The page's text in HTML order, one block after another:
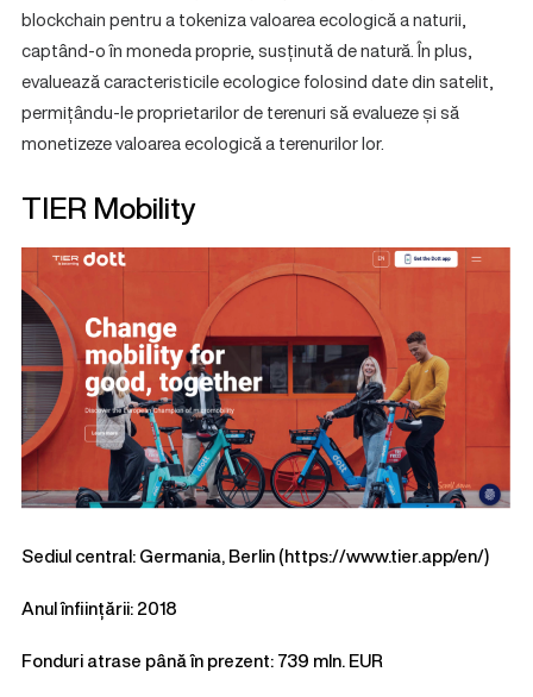
blockchain pentru a tokeniza valoarea ecologică a naturii,
captând-o în moneda proprie, susținută de natură. În plus,
evaluează caracteristicile ecologice folosind date din satelit,
permițându-le proprietarilor de terenuri să evalueze și să
monetizeze valoarea ecologică a terenurilor lor.
TIER Mobility
Sediul central: Germania, Berlin (https://www.tier.app/en/)
Anul înființării: 2018
Fonduri atrase până în prezent: 739 mln. EUR